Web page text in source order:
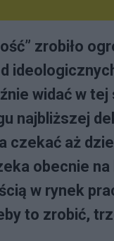
zrobiło
widać w
najbliższej
czekać aż
obecnie
w rynek
to zrobić,